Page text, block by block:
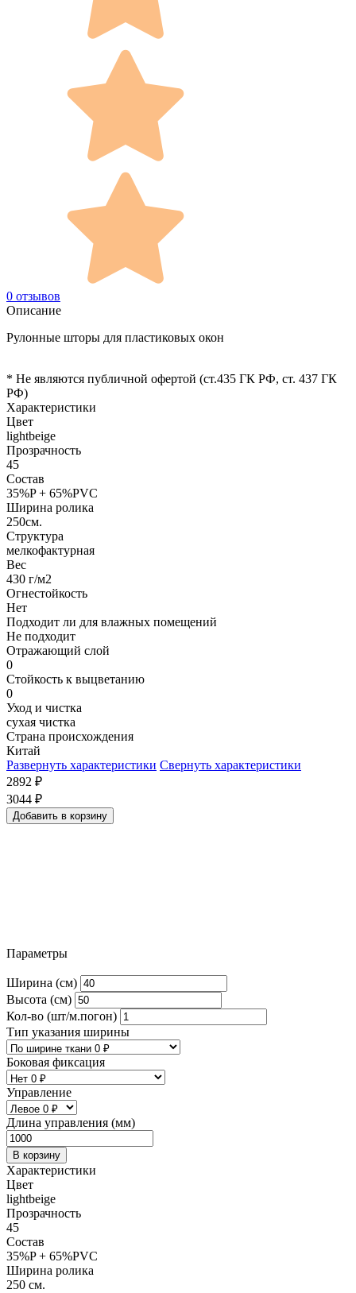
0 отзывов
Описание
Рулонные шторы для пластиковых окон
* Не являются публичной офертой (ст.435 ГК РФ, cт. 437 ГК
РФ)
Характеристики
Цвет
lightbeige
Прозрачность
45
Состав
35%P + 65%PVC
Ширина ролика
250см.
Структура
мелкофактурная
Вес
430 г/м2
Огнестойкость
Нет
Подходит ли для влажных помещений
Не подходит
Отражающий слой
0
Стойкость к выцветанию
0
Уход и чистка
сухая чистка
Страна происхождения
Китай
Развернуть характеристики Свернуть характеристики
2892 ₽
3044 ₽
Добавить в корзину
Параметры
Ширина (см)
Высота (см)
Кол-во (шт/м.погон)
Тип указания ширины
Боковая фиксация
Управление
Длина управления (мм)
В корзину
Характеристики
Цвет
lightbeige
Прозрачность
45
Состав
35%P + 65%PVC
Ширина ролика
250 см.